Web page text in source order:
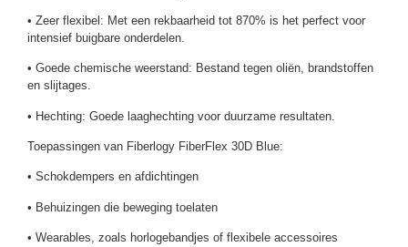
• Zeer flexibel: Met een rekbaarheid tot 870% is het perfect voor
intensief buigbare onderdelen.
• Goede chemische weerstand: Bestand tegen oliën, brandstoffen
en slijtages.
• Hechting: Goede laaghechting voor duurzame resultaten.
Toepassingen van Fiberlogy FiberFlex 30D Blue:
• Schokdempers en afdichtingen
• Behuizingen die beweging toelaten
• Wearables, zoals horlogebandjes of flexibele accessoires